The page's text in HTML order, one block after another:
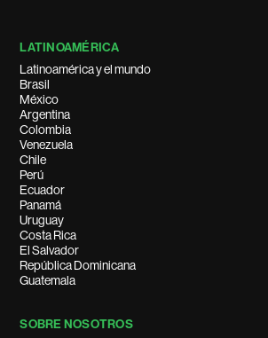
LATINOAMÉRICA
Latinoamérica y el mundo
Brasil
México
Argentina
Colombia
Venezuela
Chile
Perú
Ecuador
Panamá
Uruguay
Costa Rica
El Salvador
República Dominicana
Guatemala
SOBRE NOSOTROS